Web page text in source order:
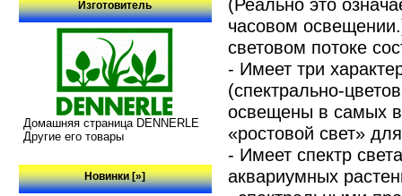
Изготовитель
Домашняя страница DENNERLE
Другие его товары
Новинки [»]
часовом
световом потоке
- Имеет три
(спектрально-
освещены в самых
«ростовой свет»
- Имеет спектр
аквариумных